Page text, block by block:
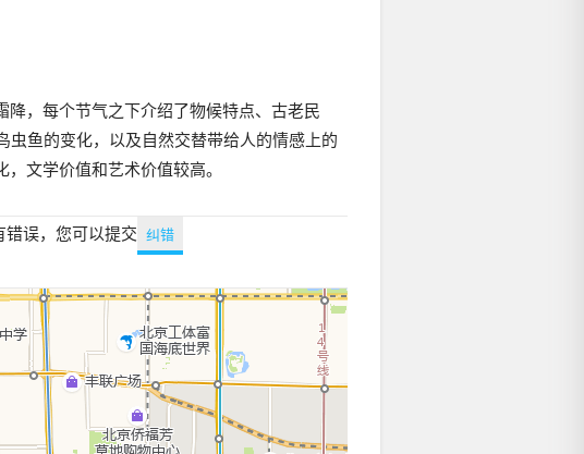
，每个节气之下介绍了物候特点、古老民
鱼的变化，以及自然交替带给人的情感上的
文学价值和艺术价值较高。
误，您可以提交 纠错